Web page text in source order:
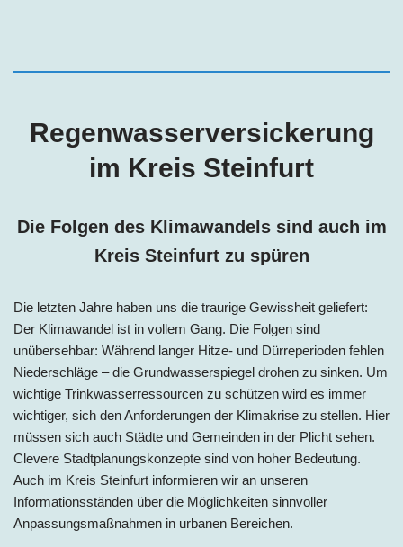
Regenwasserversickerung
im Kreis Steinfurt
Die Folgen des Klimawandels sind auch im
Kreis Steinfurt zu spüren
Die letzten Jahre haben uns die traurige Gewissheit geliefert:
Der Klimawandel ist in vollem Gang. Die Folgen sind
unübersehbar: Während langer Hitze- und Dürreperioden fehlen
Niederschläge – die Grundwasserspiegel drohen zu sinken. Um
wichtige Trinkwasserressourcen zu schützen wird es immer
wichtiger, sich den Anforderungen der Klimakrise zu stellen. Hier
müssen sich auch Städte und Gemeinden in der Plicht sehen.
Clevere Stadtplanungskonzepte sind von hoher Bedeutung.
Auch im Kreis Steinfurt informieren wir an unseren
Informationsständen über die Möglichkeiten sinnvoller
Anpassungsmaßnahmen in urbanen Bereichen.